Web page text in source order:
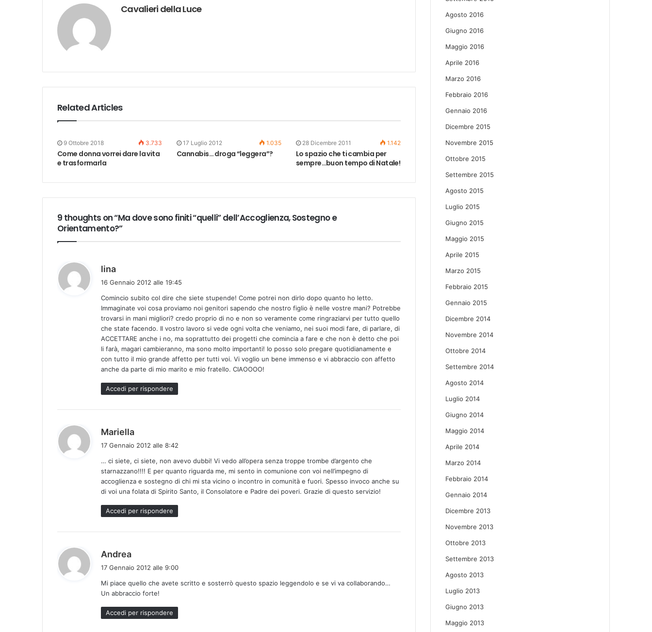
Cavalieri della Luce
Related Articles
9 Ottobre 2018 3.733
Come donna vorrei dare la vita
e trasformarla
17 Luglio 2012 1.035
Cannabis… droga “leggera”?
28 Dicembre 2011 1.142
Lo spazio che ti cambia per
sempre…buon tempo di Natale!
9 thoughts on “Ma dove sono finiti “quelli” dell’Accoglienza, Sostegno e
Orientamento?”
lina
e
t
t
16 Gennaio 2012 alle 19:45
Comincio subito col dire che siete stupende! Come potrei non dirlo dopo quanto ho letto.
Immaginate voi cosa proviamo noi genitori sapendo che nostro figlio è nelle vostre mani? Potrebbe
trovarsi in mani migliori? credo proprio di no e non so veramente come ringraziarvi per tutto quello
che state facendo. Il vostro lavoro si vede ogni volta che veniamo, nei suoi modi fare, di parlare, di
ACCETTARE anche i no, ma soprattutto dei progetti che comincia a fare e che non è detto che poi
li farà, magari cambieranno, ma sono molto importanti! Io posso solo pregare quotidianamente e
con tutto il mio grande affetto per tutti voi. Vi voglio un bene immenso e vi abbraccio con affetto
anche da parte di mio marito e mio fratello. CIAOOOO!
Accedi per rispondere
Mariella
e
t
t
17 Gennaio 2012 alle 8:42
… ci siete, ci siete, non avevo dubbi! Vi vedo all’opera senza troppe trombe d’argento che
starnazzano!!!! E per quanto riguarda me, mi sento in comunione con voi nell’impegno di
accoglienza e sostegno di chi mi sta vicino o incontro in comunità e fuori. Spesso invoco anche su
di voi una folata di Spirito Santo, il Consolatore e Padre dei poveri. Grazie di questo servizio!
Accedi per rispondere
Andrea
e
t
t
o
17 Gennaio 2012 alle 9:00
Mi piace quello che avete scritto e sosterrò questo spazio leggendolo e se vi va collaborando…
Un abbraccio forte!
Accedi per rispondere
Agosto 2016
Giugno 2016
Maggio 2016
Aprile 2016
Marzo 2016
Febbraio 2016
Gennaio 2016
Dicembre 2015
Novembre 2015
Ottobre 2015
Settembre 2015
Agosto 2015
Luglio 2015
Giugno 2015
Maggio 2015
Aprile 2015
Marzo 2015
Febbraio 2015
Gennaio 2015
Dicembre 2014
Novembre 2014
Ottobre 2014
Settembre 2014
Agosto 2014
Luglio 2014
Giugno 2014
Maggio 2014
Aprile 2014
Marzo 2014
Febbraio 2014
Gennaio 2014
Dicembre 2013
Novembre 2013
Ottobre 2013
Settembre 2013
Agosto 2013
Luglio 2013
Giugno 2013
Maggio 2013